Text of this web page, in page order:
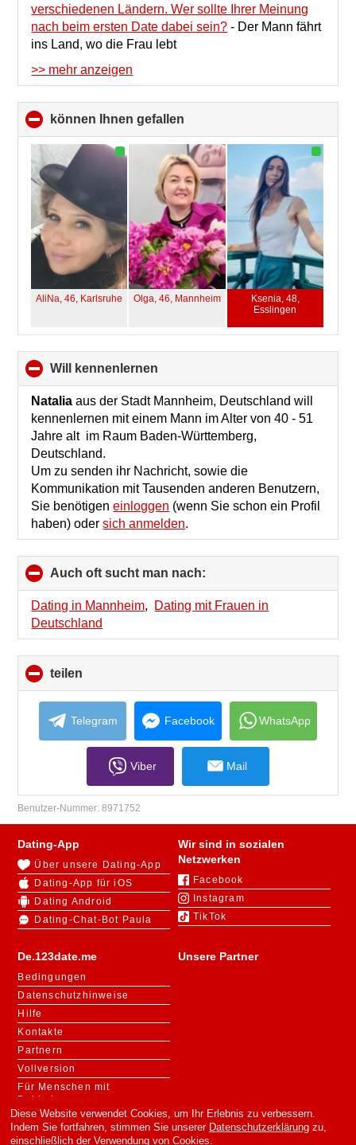
verschiedenen Ländern. Wer sollte Ihrer Meinung
nach beim ersten Date dabei sein? - Der Mann fährt
ins Land, wo die Frau lebt
>> mehr anzeigen
können Ihnen gefallen
to
collapse
contents
AliNa, 46, Karlsruhe Olga, 46, Mannheim
Ksenia, 48,
Esslingen
will kennenlernen
to
collapse
contents
Natalia aus der Stadt Mannheim, Deutschland will
kennenlernen mit einem Mann im Alter von 40 - 51
Jahre alt im Raum Baden-Württemberg,
Deutschland.
Um zu senden ihr Nachricht, sowie die
Kommunikation mit Tausenden anderen Benutzern,
Sie benötigeneinloggen (wenn Sie schon ein Profil
haben) odersich anmelden.
Auch oft sucht man nach:
to
collapse
Dating in Mannheim, Dating mit Frauen in
Deutschland
teilen
to
collapse
contents
Telegram Facebook WhatsApp
Viber Mail
Benutzer-Nummer:8971752
De.123date.me
Bedingungen
Datenschutzhinweise
Hilfe
Kontakte
Partnern
Vollversion
Für Menschen mit
Behinderungen
Sprachen
Dating-App
Über unsere Dating-App
Dating-App für iOS
Dating Android
Dating-Chat-Bot Paula
Wir sind in sozialen
Netzwerken
Facebook
Instagram
TikTok
Unsere Partner
Diese Website verwendet Cookies, um Ihr Erlebnis zu verbessern.
Indem Sie fortfahren, stimmen Sie unserer Datenschutzerklärungzu,
einschließlich der Verwendung von Cookies.